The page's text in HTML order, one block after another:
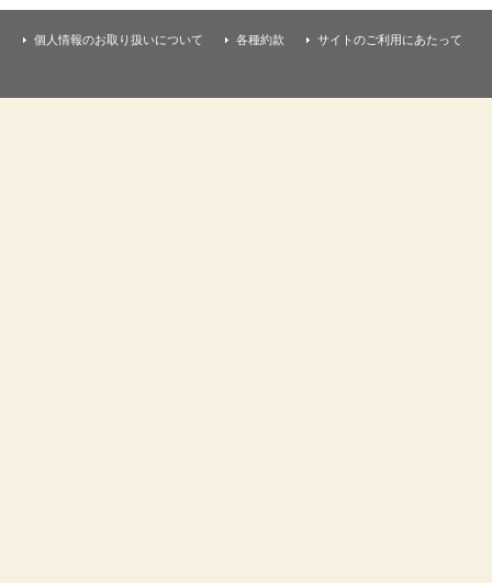
個人情報のお取り扱いについて 各種約款 サイトのご利用にあたって